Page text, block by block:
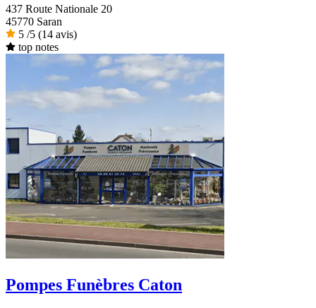
437 Route Nationale 20
45770 Saran
5 /5 (14 avis)
top notes
Pompes Funèbres Caton